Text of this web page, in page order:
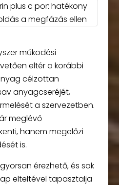
plus c por: hatékony
a megfázás ellen
működési
eltér a korábbi
célzottan
anyagcseréjét,
a szervezetben.
meglévő
hanem megelőzi
is.
érezhető, és sok
elteltével tapasztalja